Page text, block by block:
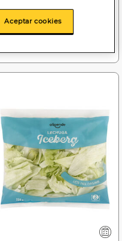
Aceptar cookies